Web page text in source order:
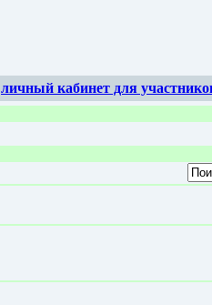
личный кабинет для